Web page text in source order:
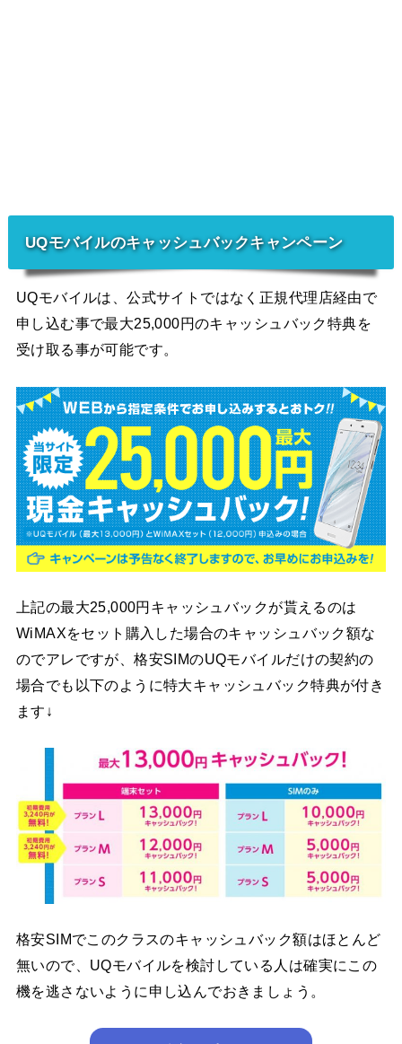
UQモバイルのキャッシュバックキャンペーン
UQモバイルは、公式サイトではなく正規代理店経由で
申し込む事で最大25,000円のキャッシュバック特典を
受け取る事が可能です。
上記の最大25,000円キャッシュバックが貰えるのは
WiMAXをセット購入した場合のキャッシュバック額な
のでアレですが、格安SIMのUQモバイルだけの契約の
場合でも以下のように特大キャッシュバック特典が付き
ます↓
格安SIMでこのクラスのキャッシュバック額はほとんど
無いので、UQモバイルを検討している人は確実にこの
機を逃さないように申し込んでおきましょう。